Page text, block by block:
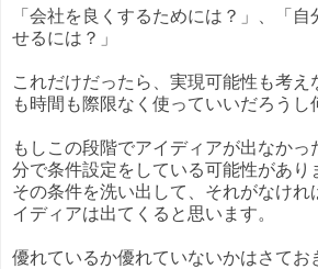
「会社を良くするためには？」、「自
せるには？」
これだけだったら、実現可能性も考え
も時間も際限なく使っていいだろうし
もしこの段階でアイディアが出なかっ
分で条件設定をしている可能性があり
その条件を洗い出して、それがなけれ
イディアは出てくると思います。
優れているか優れていないかはさてお